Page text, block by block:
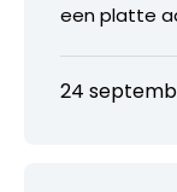
een platte
24